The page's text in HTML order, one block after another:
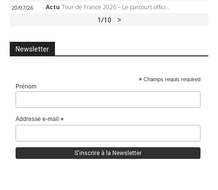
20/07/26 Actu Tour de France 2026 – Le parcours officiel complet : 21 étapes, profils, carte et dates
1/10 >
Newsletter
* Champs requis required
Prénom
Addresse e-mail*